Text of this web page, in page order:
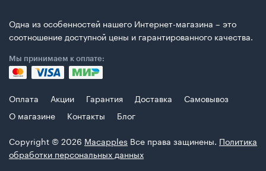
Одна из особенностей нашего Интернет-магазина – это
соотношение доступной цены и гарантированного качества.
Мы принимаем к оплате:
Оплата Акции Гарантия Доставка
Самовывоз
О магазине
Контакты
Блог
Copyright © 2026 Macapples Все права защинены. Политика
обработки персональных данных